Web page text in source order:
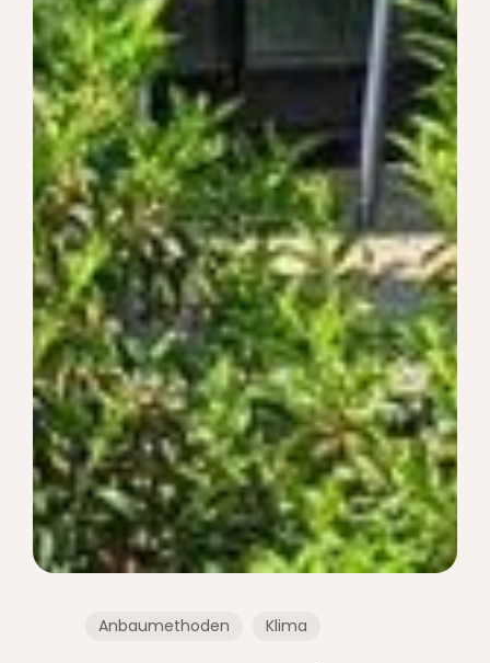
Anbaumethoden Klima